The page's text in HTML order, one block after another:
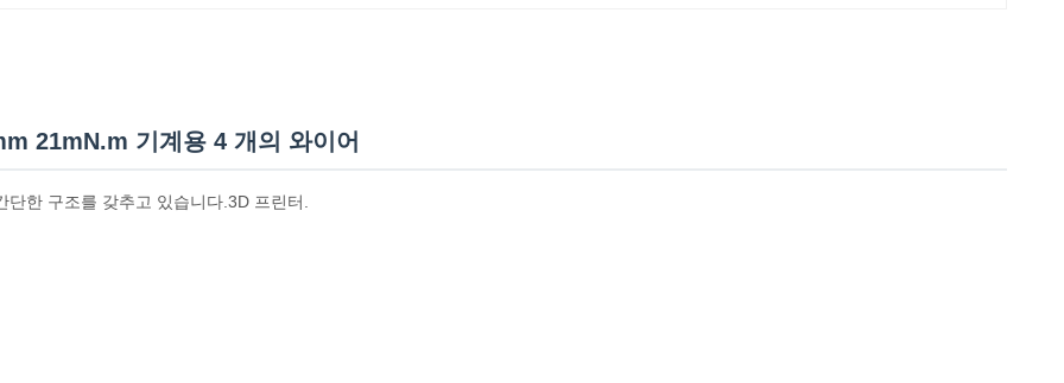
21mN.m 기계용 4 개의 와이어
한 구조를 갖추고 있습니다.3D 프린터.